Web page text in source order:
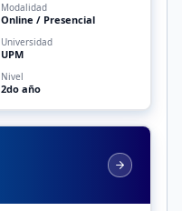
Modalidad
Online / Presencial
Universidad
UPM
Nivel
2do año